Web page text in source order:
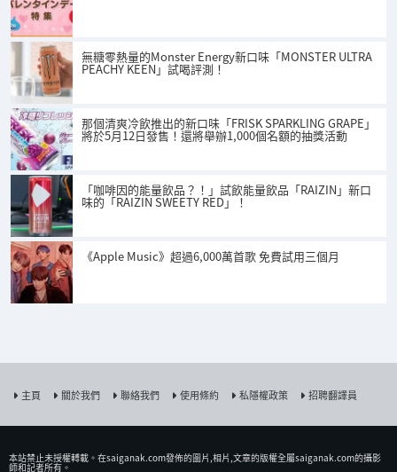
無糖零熱量的Monster Energy新口味「MONSTER ULTRA
PEACHY KEEN」試喝評測！
那個清爽冷飲推出的新口味「FRISK SPARKLING GRAPE」
將於5月12日發售！還將舉辦1,000個名額的抽獎活動
「咖啡因的能量飲品？！」試飲能量飲品「RAIZIN」新口
味的「RAIZIN SWEETY RED」！
《Apple Music》超過6,000萬首歌 免費試用三個月
主頁 關於我們 聯絡我們 使用條約 私隱權政策 招聘翻譯員
本站禁止未授權𨍭載。在saiganak.com發佈的圖片,相片,文章的版權全屬saiganak.com的攝影
師和記者所有。